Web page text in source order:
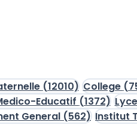
(12010) College
Educatif (1372)
General (562) Institut